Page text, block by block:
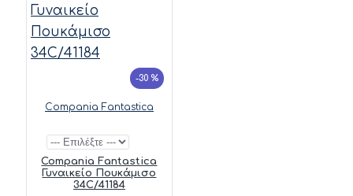
-30 %
Compania Fantastica
Compania Fantastica
Γυναικείο Πουκάμισο
34C/41184